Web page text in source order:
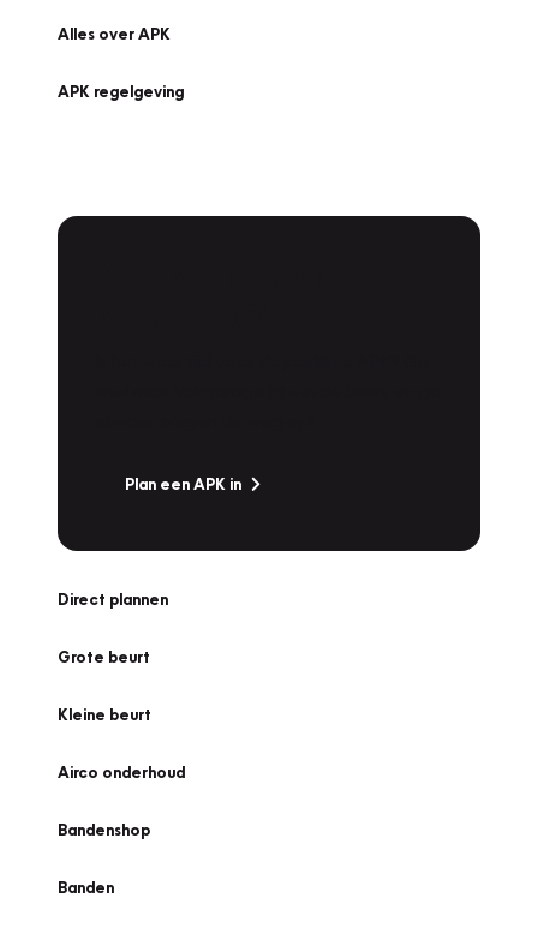
Alles over APK
APK regelgeving
Plan een APK in
Direct plannen
Grote beurt
Kleine beurt
Airco onderhoud
Bandenshop
Banden